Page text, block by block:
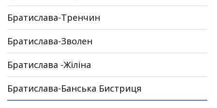
Братислава-Тренчин
Братислава-Зволен
Братислава -Жіліна
Братислава-Банська Бистриця